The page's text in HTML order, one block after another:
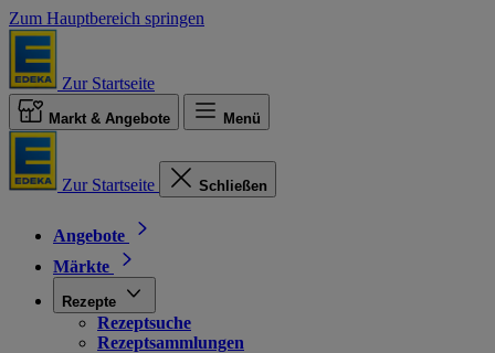
Zum Hauptbereich springen
Zur Startseite
Markt & Angebote Menü
Zur Startseite Schließen
Angebote
Märkte
Rezepte
Rezeptsuche
Rezeptsammlungen